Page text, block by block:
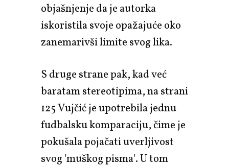
objašnjenje da je autorka
iskoristila svoje opažajuće oko
zanemarivši limite svog lika.
S druge strane pak, kad već
baratam stereotipima, na strani
125 Vujčić je upotrebila jednu
fudbalsku komparaciju, čime je
pokušala pojačati uverljivost
svog 'muškog pisma'. U tom